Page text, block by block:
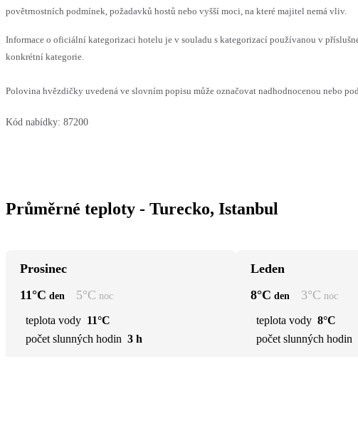
povětrnostních podmínek, požadavků hostů nebo vyšší moci, na které majitel nemá vliv.
Informace o oficiální kategorizaci hotelu je v souladu s kategorizací používanou v
konkrétní kategorie.
Polovina hvězdičky uvedená ve slovním popisu může označovat nadhodnocenou nebo
Kód nabídky: 87200
Průměrné teploty - Turecko, Istanbul
Prosinec
11°C den 5°C noc
teplota vody 11°C
počet slunných hodin 3 h
Leden
8°C den 3°C noc
teplota vody 8°C
počet slunných hodin